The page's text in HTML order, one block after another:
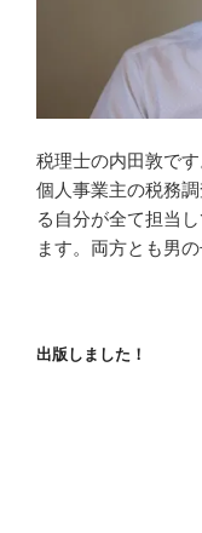
税理士の内田敦です
個人事業主の税務
る自分が全て担当
ます。両方とも男の
出版しました！